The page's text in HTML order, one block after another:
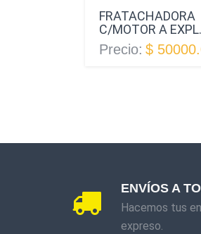
FRATACHADORA
C/MOTOR A
Precio: $
ENVÍOS A
Hacemos tus
expreso.